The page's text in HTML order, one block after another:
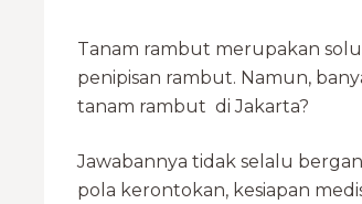
Tanam rambut merupakan
penipisan rambut. Namun,
tanam rambut di Jakarta?
Jawabannya tidak selalu
pola kerontokan, kesiapan